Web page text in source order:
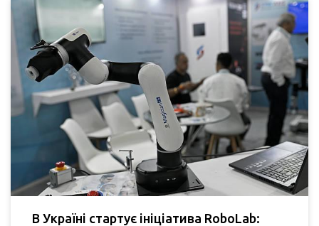
В Україні стартує ініціатива RoboLab: